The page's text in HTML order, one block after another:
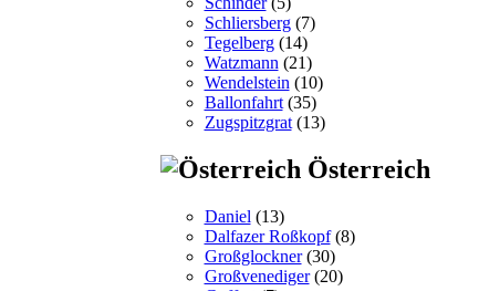
Schliersberg(7)
Tegelberg(14)
Watzmann (21)
Wendelstein (10)
Ballonfahrt(35)
Zugspitzgrat(13)
Österreich
Daniel (13)
Dalfazer Roßkopf(8)
Großglockner(30)
Großvenediger(20)